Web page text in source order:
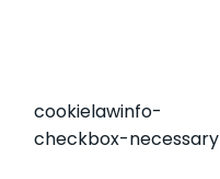
cookielawinfo-
checkbox-necessary